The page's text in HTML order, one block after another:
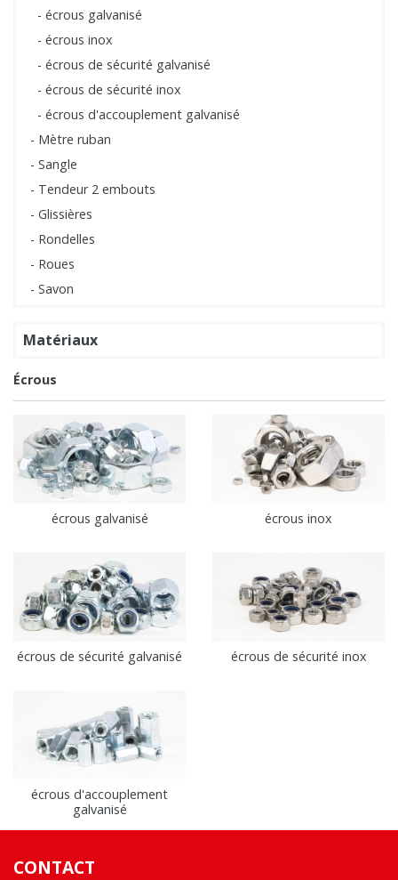
- écrous galvanisé
- écrous inox
- écrous de sécurité galvanisé
- écrous de sécurité inox
- écrous d'accouplement galvanisé
- Mètre ruban
- Sangle
- Tendeur 2 embouts
- Glissières
- Rondelles
- Roues
- Savon
Matériaux
Écrous
écrous galvanisé écrous inox
écrous de sécurité galvanisé écrous de sécurité inox
écrous d'accouplement
galvanisé
CONTACT